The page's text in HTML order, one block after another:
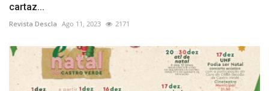
cartaz...
Revista Descla Ago 11, 2023 2171